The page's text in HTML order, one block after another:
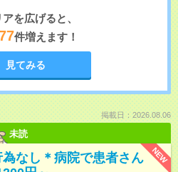
を広げると、
件増えます！
見てみる
掲載日：2026.08.06
未読
NEW
為なし＊病院で患者さん